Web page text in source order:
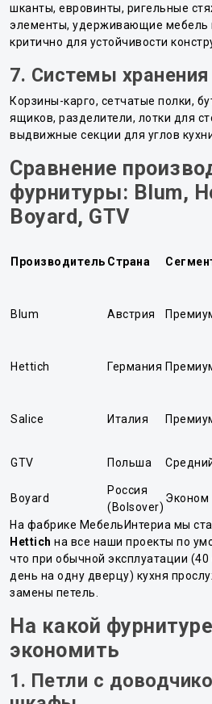
шканты, евровинты, ригельные
элементы, удерживающие мебель
критично для устойчивости
7. Системы хранения
Корзины-карго, сетчатые полки,
ящиков, разделители, лотки для
выдвижные секции для углов
Сравнение
фурнитуры: Blum,
Boyard, GTV
Производитель Страна
Blum Австрия
Hettich Германия
Salice Италия
GTV Польша
Boyard
Россия
(Bolsover)
Эконом
На фабрике МебельИнтериа мы
Hettich на все наши проекты по
что при обычной эксплуатации
день на одну дверцу) кухня
замены петель.
На какой
экономить
1. Петли с